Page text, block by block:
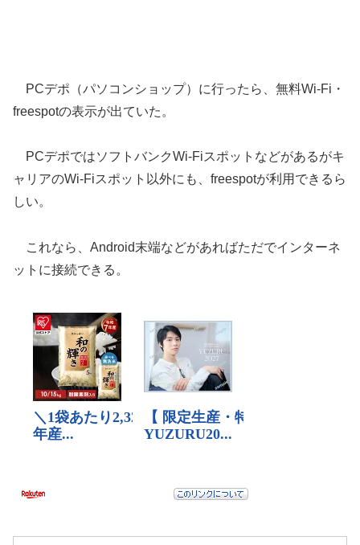
PCデポ（パソコンショップ）に行ったら、無料Wi-Fi・
freespotの表示が出ていた。
PCデポではソフトバンクWi-Fiスポットなどがあるがキ
ャリアのWi-Fiスポット以外にも、freespotが利用できるら
しい。
これなら、Android末端などがあればただでインターネ
ットに接続できる。